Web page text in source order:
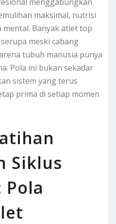
maksimal, nutrisi
Banyak atlet top
meski cabang
tubuh manusia punya
Pola ini bukan sekadar
sistem yang terus
prima di setiap momen
Siklus